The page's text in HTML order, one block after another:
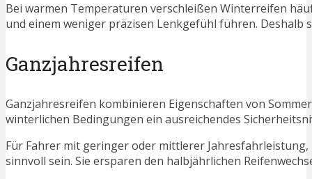
Bei warmen Temperaturen verschleißen Winterreifen
und einem weniger präzisen Lenkgefühl führen.
Ganzjahresreifen
Ganzjahresreifen kombinieren Eigenschaften von
winterlichen Bedingungen ein ausreichendes
Für Fahrer mit geringer oder mittlerer
sinnvoll sein. Sie ersparen den halbjährlichen